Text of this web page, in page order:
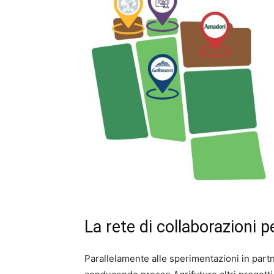
La rete di collaborazioni
Parallelamente alle sperimentazioni in